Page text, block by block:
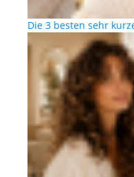
Die 3 besten sehr